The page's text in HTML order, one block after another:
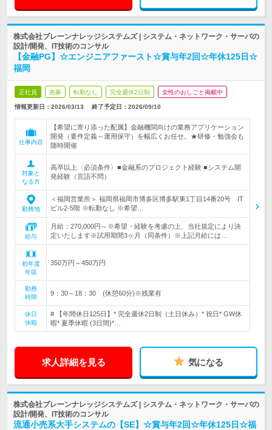
株式会社ブレーンナレッジシステムズ | システム・ネットワーク・サーバの
設計/開発、IT技術のコンサル
【金融PG】☆エンジニアファースト☆賞与年2回☆年休125日☆
福岡
正社員 急募 転勤なし 完全週休2日制 女性のおしごと掲載中
情報更新日：2026/03/13 終了予定日： 2026/09/10
仕事内容
【希望に寄り添った配属】金融機関向けの業務アプリケーション
開発（要件定義～運用保守）を幅広くお任せ。★研修・勉強会も
随時開催
対象と
なる方
高卒以上〈必須条件〉■金融系のプロジェクト経験 ■システム開
発経験（言語不問）
勤務地
＜福岡営業所＞ 福岡県福岡市博多区博多駅東1丁目14番20号 IT
ビル2-5階 ※転勤なし ※希望…
給与
月給：270,000円～※希望・経験を考慮の上、当社規定により決
定いたします※試用期間3ヶ月（同条件）※上記月給には…
初年度
年収
350万円～450万円
勤務
時間
9：30～18：30 (休憩60分)※残業有
休日
休暇
# 【年間休日125日】* 完全週休2日制（土日休み）* 祝日* GW休
暇* 夏季休暇 (3日間)*…
求人詳細を見る 気になる
株式会社ブレーンナレッジシステムズ | システム・ネットワーク・サーバの
設計/開発、IT技術のコンサル
流通小売系大手システムの【SE】☆賞与年2回☆年休125日☆福